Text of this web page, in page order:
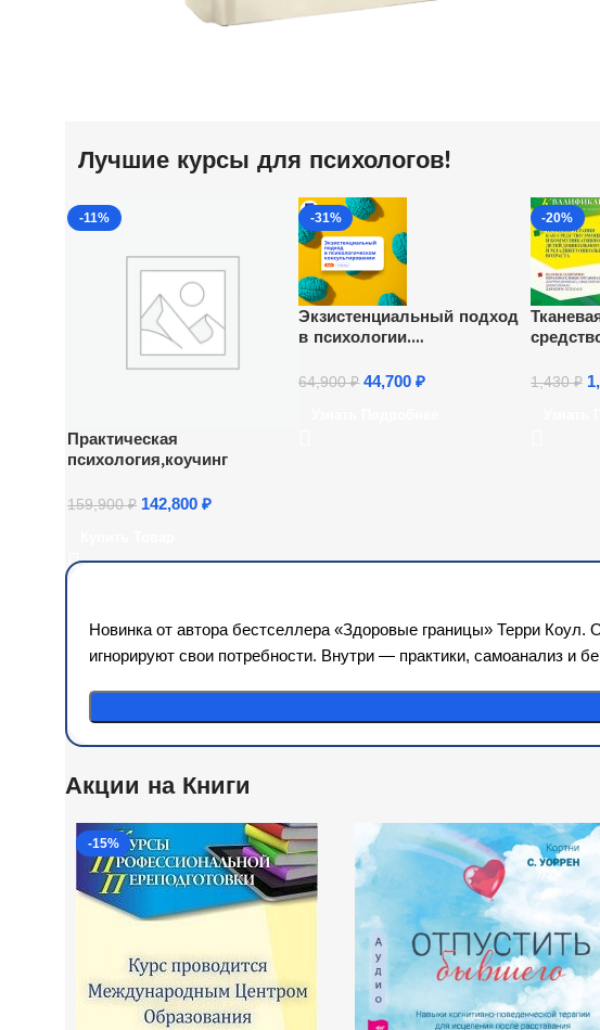
Лучшие курсы для психологов!
-11%
Практическая
психология,коучинг
159,900₽ 142,800 ₽
-31%
Экзистенциальный подход
в психологии.
64,900₽ 44,700₽
-20%
детей
1,430₽
Новинка от автора бестселлера «Здоровые границы» Терри
игнорируют свои потребности. Внутри — практики, самоанализ и
Акции на Книги
-15%